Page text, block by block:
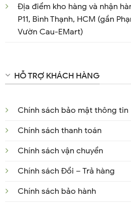
Địa điểm kho hàng và nhận
P11, Bình Thạnh, HCM (gần
Vườn Cau-EMart)
HỖ TRỢ KHÁCH HÀNG
Chính sách bảo mật thông tin
Chính sách thanh toán
Chính sách vận chuyển
Chính sách Đổi – Trả hàng
Chính sách bảo hành